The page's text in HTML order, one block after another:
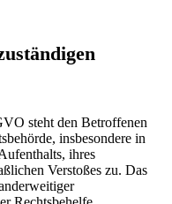
steht den Betroffenen
insbesondere in
ihres
Verstoßes zu. Das